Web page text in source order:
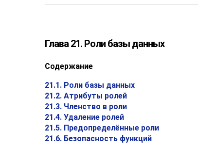
Глава 21. Роли базы данных
Содержание
21.1. Роли базы данных
21.2. Атрибуты ролей
21.3. Членство в роли
21.4. Удаление ролей
21.5. Предопределённые роли
21.6. Безопасность функций